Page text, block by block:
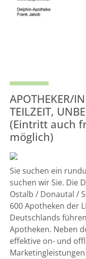
APOTHEKER/
TEILZEIT,
(Eintritt auch
möglich)
Sie suchen ein
suchen wir Sie. Die
Ostalb / Donautal /
600 Apotheken der
Deutschlands
Apotheken. Neben
effektive on- und